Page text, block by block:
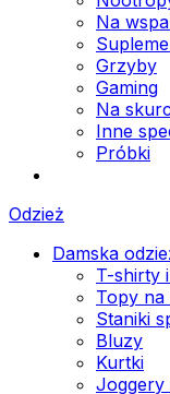
Na
Grzyby
Gaming
Na
Inne
Próbki
Odzież
Damska
T-shirty
Topy na
Staniki
Bluzy
Kurtki
Joggery